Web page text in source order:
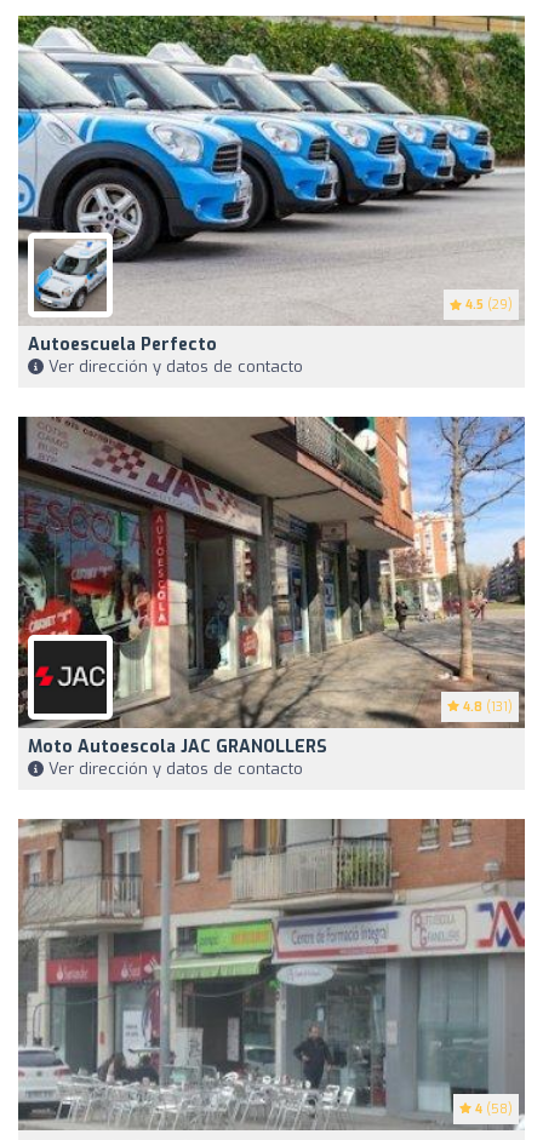
4.5 (29)
Autoescuela Perfecto
Ver dirección y datos de contacto
4.8 (131)
Moto Autoescola JAC GRANOLLERS
Ver dirección y datos de contacto
4 (58)